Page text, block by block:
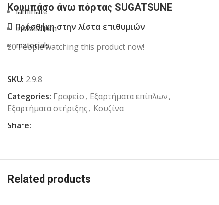
Κουμπάσο άνω πόρτας SUGATSUNE
Πρόσθήκη στην λίστα επιθυμιών
20 People watching this product now!
SKU: 2.9.8
Categories: Γραφείο, Εξαρτήματα επίπλων,
Εξαρτήματα στήριξης, Κουζίνα
Share:
Related products
laminate
installation
materials